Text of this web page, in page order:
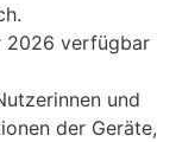
2026 verfügbar
und
der Geräte,